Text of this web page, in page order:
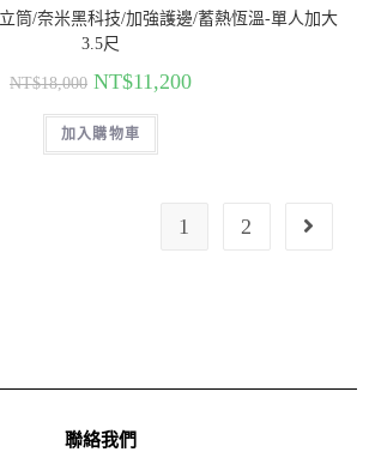
筒/奈米黑科技/加強護邊/蓄熱恆溫-單人加大
3.5尺
NT$18,000 NT$11,200
加入購物車
1 2
聯絡我們